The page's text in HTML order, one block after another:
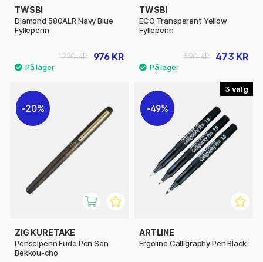
TWSBI
Diamond 580ALR Navy Blue
Fyllepenn
976 KR
1220 KR
TWSBI
ECO Transparent Yellow
Fyllepenn
473 KR
590 KR
20%
ZIG KURETAKE
Penselpenn Fude Pen Sen
Bekkou-cho
3
49%
ARTLINE
Ergoline Calligraphy Pen Black